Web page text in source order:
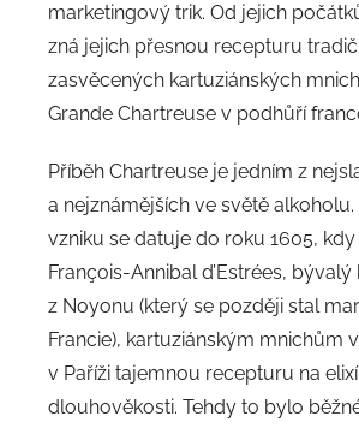
marketingový trik. Od jejich
zná jejich přesnou recepturu
zasvěcených kartuziánských
Grande Chartreuse v podhůří
Příběh Chartreuse je jedním z
a nejznámějších ve světě
vzniku se datuje do roku 1605,
François-Annibal d’Estrées, bývalý
z Noyonu (který se později stal
Francie), kartuziánským mnichům
v Paříži tajemnou recepturu na
dlouhověkosti. Tehdy to bylo